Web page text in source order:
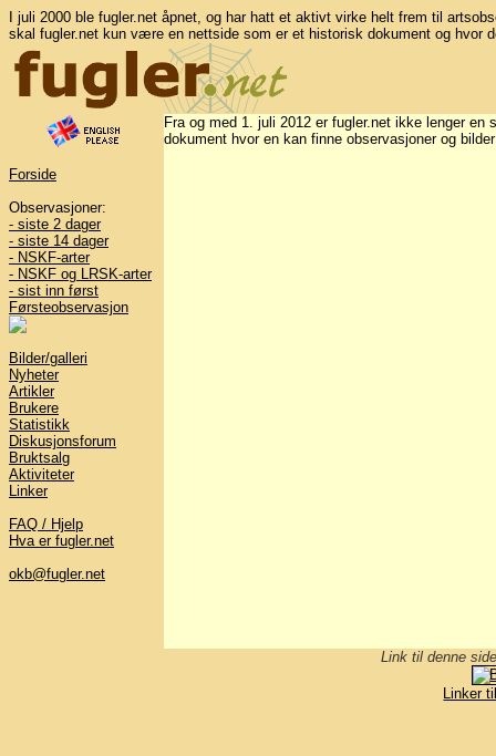
I juli 2000 ble fugler.net åpnet, og har hatt et aktivt virke helt frem til
skal fugler.net kun være en nettside som er et historisk dokument og hvor
Forside
Observasjoner:
- siste 2 dager
- siste 14 dager
- NSKF-arter
- NSKF og LRSK-arter
- sist inn først
Førsteobservasjon
Bilder/galleri
Nyheter
Artikler
Brukere
Statistikk
Diskusjonsforum
Bruktsalg
Aktiviteter
Linker
FAQ / Hjelp
Hva er fugler.net
okb@fugler.net
Fra og med 1. juli 2012 er fugler.net ikke lenger
dokument hvor en kan finne observasjoner og
Link til denne
Linker